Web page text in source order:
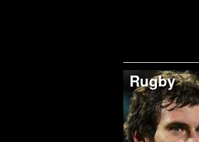
Rugby